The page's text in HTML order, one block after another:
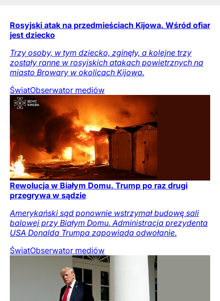
Rosyjski atak na przedmieściach Kijowa. Wśród ofiar
jest dziecko
Trzy osoby, w tym dziecko, zginęły, a kolejne trzy
zostały ranne w rosyjskich atakach powietrznych na
miasto Browary w okolicach Kijowa.
ŚwiatObserwator mediów
Rewolucja w Białym Domu. Trump po raz drugi
przegrywa w sądzie
Amerykański sąd ponownie wstrzymał budowę sali
balowej przy Białym Domu. Administracja prezydenta
USA Donalda Trumpa zapowiada odwołanie.
ŚwiatObserwator mediów